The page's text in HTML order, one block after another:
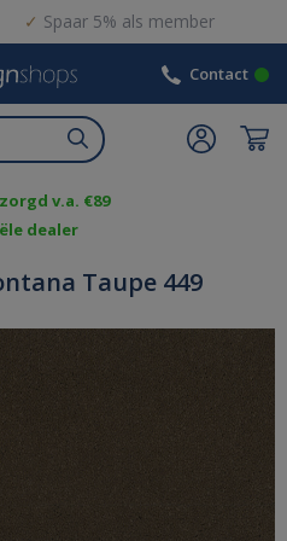
Spaar 5% als member
Contact
v.a. €89
dealer
Taupe 449